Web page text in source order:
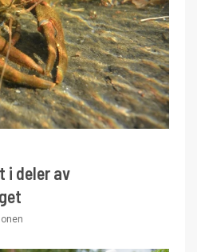
i deler av